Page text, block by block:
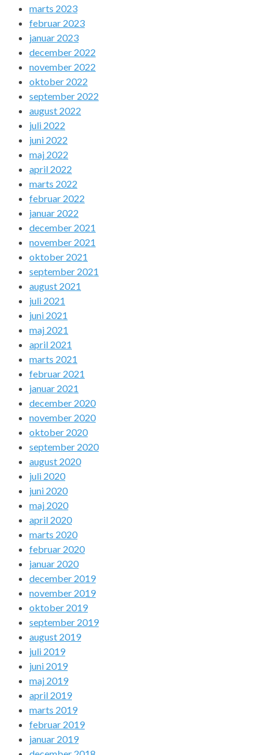
marts 2023
februar 2023
januar 2023
december 2022
november 2022
oktober 2022
september 2022
august 2022
juli 2022
juni 2022
maj 2022
april 2022
marts 2022
februar 2022
januar 2022
december 2021
november 2021
oktober 2021
september 2021
august 2021
juli 2021
juni 2021
maj 2021
april 2021
marts 2021
februar 2021
januar 2021
december 2020
november 2020
oktober 2020
september 2020
august 2020
juli 2020
juni 2020
maj 2020
april 2020
marts 2020
februar 2020
januar 2020
december 2019
november 2019
oktober 2019
september 2019
august 2019
juli 2019
juni 2019
maj 2019
april 2019
marts 2019
februar 2019
januar 2019